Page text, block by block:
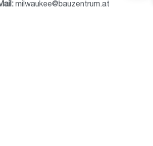
milwaukee@bauzentrum.at